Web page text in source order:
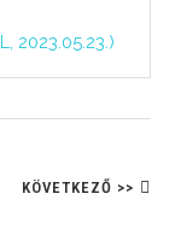
2023.05.23.)
KÖVETKEZŐ >>